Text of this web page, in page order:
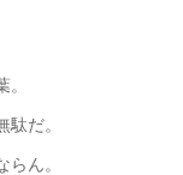
だ。
ん。